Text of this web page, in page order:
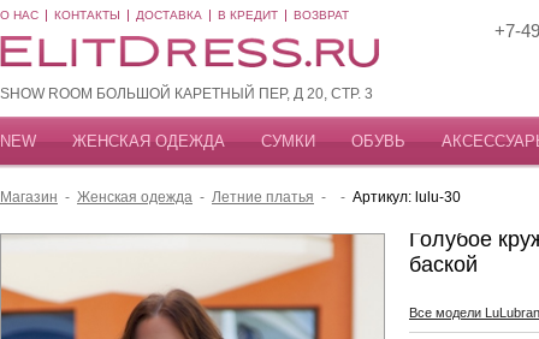
О НАС КОНТАКТЫ ДОСТАВКА В КРЕДИТ ВОЗВРАТ
SHOW ROOM БОЛЬШОЙ КАРЕТНЫЙ ПЕР, Д 20, СТР. 3
+7-
NEW ЖЕНСКАЯ ОДЕЖДА СУМКИ ОБУВЬ
Магазин - Женская одежда - Летние платья - - Артикул: lulu-30
Голубое
баской
Все модели